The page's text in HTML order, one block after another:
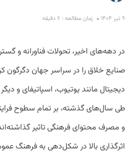
۹ تیر ۱۴۰۴ زمان مطالعه : ۶ دقیقه
در دهه‌های اخیر، تحولات فناورانه و
صنایع خلاق را در سراسر جهان دگرگون
دیجیتال مانند یوتیوب، اسپاتیفای و
طی سال‌های گذشته، بر تمام سطوح
و مصرف محتوای فرهنگی تاثیر
اثرگذاری بالا در شکل‌دهی به فرهنگ